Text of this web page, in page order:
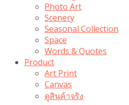
Photo Art
Scenery
Seasonal Collection
Space
Words & Quotes
Product
Art Print
Canvas
ดูสินค้าจริง